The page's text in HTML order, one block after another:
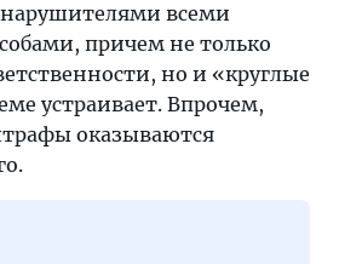
нарушителями всеми
причем не только
но и «круглые
устраивает. Впрочем,
оказываются